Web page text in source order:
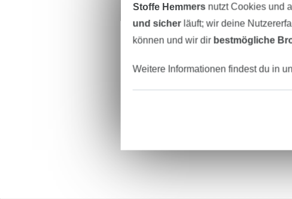
Stoffe Hemmers nutzt Cookies und
und sicherläuft; wir deine
können und wir dir bestmögliche
Weitere Informationen findest du in